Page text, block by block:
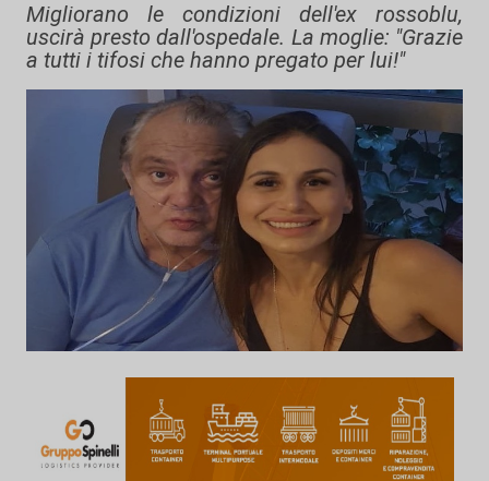
Migliorano le condizioni dell'ex rossoblu,
uscirà presto dall'ospedale. La moglie: "Grazie
a tutti i tifosi che hanno pregato per lui!"